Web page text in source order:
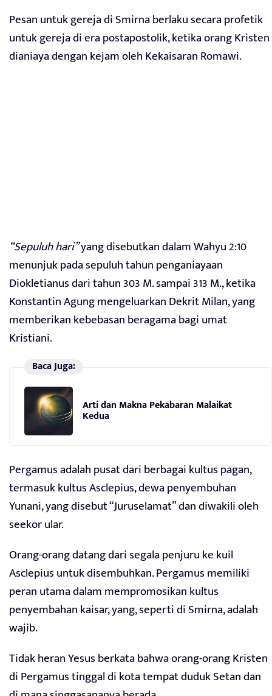
Pesan untuk gereja di Smirna berlaku secara profetik
untuk gereja di era postapostolik, ketika orang Kristen
dianiaya dengan kejam oleh Kekaisaran Romawi.
“Sepuluh hari”yang disebutkan dalam Wahyu 2:10
menunjuk pada sepuluh tahun penganiayaan
Diokletianus dari tahun 303 M. sampai 313 M., ketika
Konstantin Agung mengeluarkan Dekrit Milan, yang
memberikan kebebasan beragama bagi umat
Kristiani.
Baca Juga:
Arti dan Makna Pekabaran Malaikat
Kedua
Pergamus adalah pusat dari berbagai kultus pagan,
termasuk kultus Asclepius, dewa penyembuhan
Yunani, yang disebut “Juruselamat” dan diwakili oleh
seekor ular.
Orang-orang datang dari segala penjuru ke kuil
Asclepius untuk disembuhkan. Pergamus memiliki
peran utama dalam mempromosikan kultus
penyembahan kaisar, yang, seperti di Smirna, adalah
wajib.
Tidak heran Yesus berkata bahwa orang-orang Kristen
di Pergamus tinggal di kota tempat duduk Setan dan